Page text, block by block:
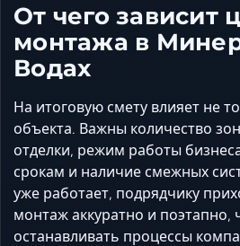
От чего зависит
монтажа в
Водах
На итоговую смету влияет не
объекта. Важны количество
отделки, режим работы
срокам и наличие смежных
уже работает, подрядчику
монтаж аккуратно и поэтапно,
останавливать процессы